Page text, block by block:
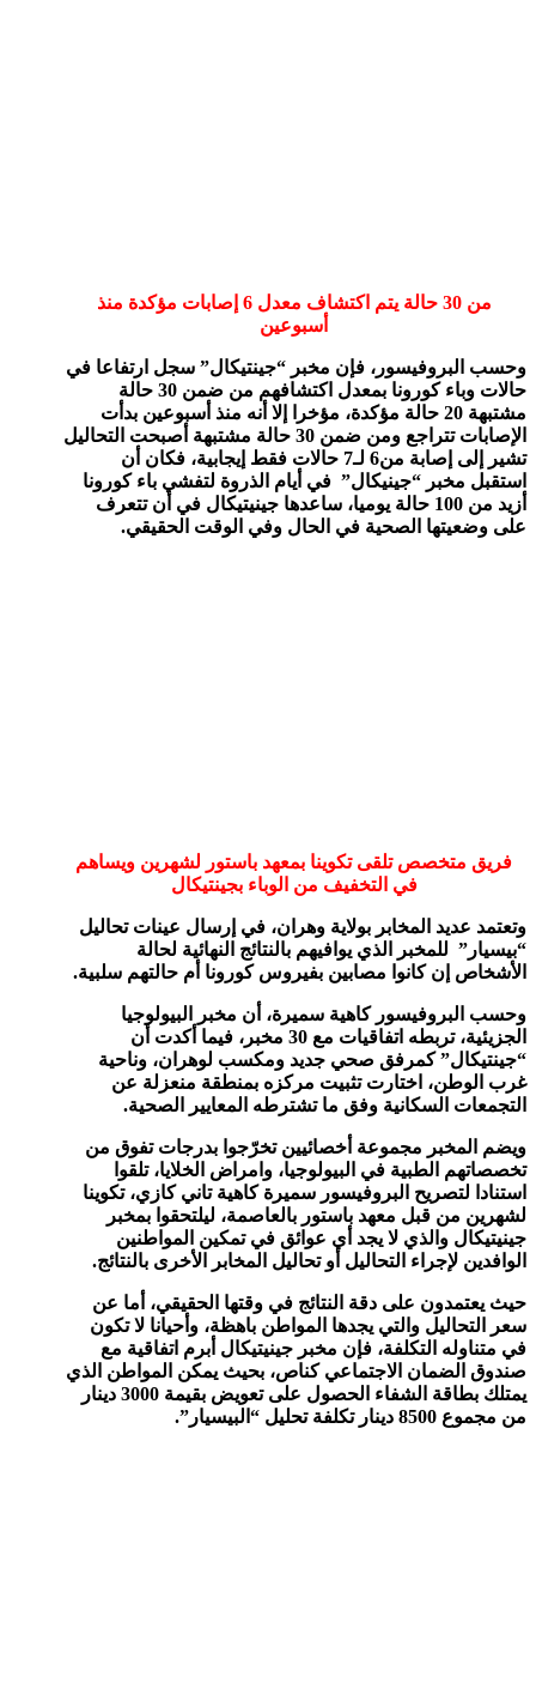
من 30 حالة يتم اكتشاف معدل 6 إصابات مؤكدة منذ
أسبوعين
وحسب البروفيسور، فإن مخبر “جينتيكال” سجل ارتفاعا في
حالات وباء كورونا بمعدل اكتشافهم من ضمن 30 حالة
مشتبهة 20 حالة مؤكدة، مؤخرا إلا أنه منذ أسبوعين بدأت
الإصابات تتراجع ومن ضمن 30 حالة مشتبهة أصبحت التحاليل
تشير إلى إصابة من6 لـ7 حالات فقط إيجابية، فكان أن
استقبل مخبر “جينيكال” في أيام الذروة لتفشي باء كورونا
أزيد من 100 حالة يوميا، ساعدها جينيتيكال في أن تتعرف
على وضعيتها الصحية في الحال وفي الوقت الحقيقي.
فريق متخصص تلقى تكوينا بمعهد باستور لشهرين ويساهم
في التخفيف من الوباء بجينتيكال
وتعتمد عديد المخابر بولاية وهران، في إرسال عينات تحاليل
“بيسيار” للمخبر الذي يوافيهم بالنتائج النهائية لحالة
الأشخاص إن كانوا مصابين بفيروس كورونا أم حالتهم سلبية.
وحسب البروفيسور كاهية سميرة، أن مخبر البيولوجيا
الجزيئية، تربطه اتفاقيات مع 30 مخبر، فيما أكدت أن
“جينتيكال” كمرفق صحي جديد ومكسب لوهران، وناحية
غرب الوطن، اختارت تثبيت مركزه بمنطقة منعزلة عن
التجمعات السكانية وفق ما تشترطه المعايير الصحية.
ويضم المخبر مجموعة أخصائيين تخرّجوا بدرجات تفوق من
تخصصاتهم الطبية في البيولوجيا، وامراض الخلايا، تلقوا
استنادا لتصريح البروفيسور سميرة كاهية تاني كازي، تكوينا
لشهرين من قبل معهد باستور بالعاصمة، ليلتحقوا بمخبر
جينيتيكال والذي لا يجد أي عوائق في تمكين المواطنين
الوافدين لإجراء التحاليل أو تحاليل المخابر الأخرى بالنتائج.
حيث يعتمدون على دقة النتائج في وقتها الحقيقي، أما عن
سعر التحاليل والتي يجدها المواطن باهظة، وأحيانا لا تكون
في متناوله التكلفة، فإن مخبر جينيتيكال أبرم اتفاقية مع
صندوق الضمان الاجتماعي كناص، بحيث يمكن المواطن الذي
يمتلك بطاقة الشفاء الحصول على تعويض بقيمة 3000 دينار
من مجموع 8500 دينار تكلفة تحليل “البيسيار”.